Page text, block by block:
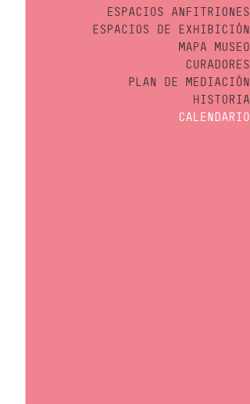
ESPACIOS ANFITRIONES
ESPACIOS DE EXHIBICIÓN
MAPA MUSEO
CURADORES
PLAN DE MEDIACIÓN
HISTORIA
CALENDARIO